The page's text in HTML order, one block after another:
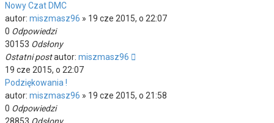
Nowy Czat DMC
autor: miszmasz96 » 19 cze 2015, o 22:07
0 Odpowiedzi
30153 Odsłony
Ostatni postautor: miszmasz96
19 cze 2015, o 22:07
Podziękowania !
autor: miszmasz96 » 19 cze 2015, o 21:58
0 Odpowiedzi